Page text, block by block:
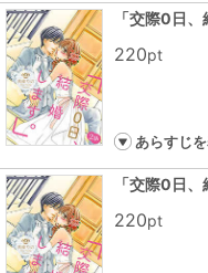
「交際0日
220pt
あらすじ
「交際0日
220pt